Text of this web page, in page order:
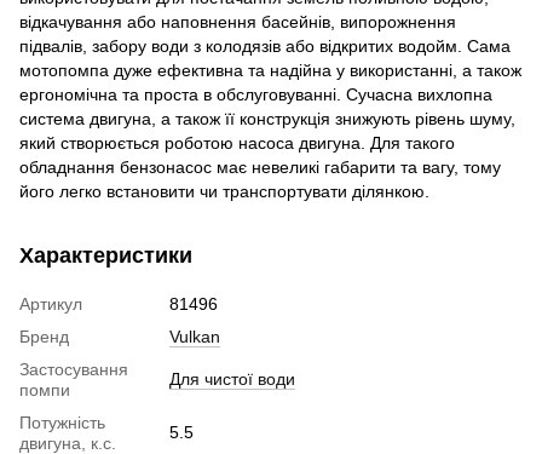
відкачування або наповнення басейнів, випорожнення
підвалів, забору води з колодязів або відкритих водойм. Сама
мотопомпа дуже ефективна та надійна у використанні, а також
ергономічна та проста в обслуговуванні. Сучасна вихлопна
система двигуна, а також її конструкція знижують рівень шуму,
який створюється роботою насоса двигуна. Для такого
обладнання бензонасос має невеликі габарити та вагу, тому
його легко встановити чи транспортувати ділянкою.
Характеристики
Артикул
81496
Бренд
Vulkan
Застосування
помпи
Для чистої води
Потужність
двигуна, к.с.
5.5